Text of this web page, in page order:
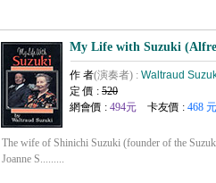
My Life with Suzuki
作 者(演奏者) : Waltraud
定 價 : 520
網會價 : 494元 卡友價 : 468 元
The wife of Shinichi Suzuki (founder of the
Joanne S.........